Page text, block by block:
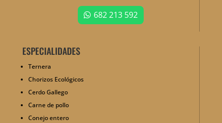
682 213 592
ESPECIALIDADES
Ternera
Chorizos Ecológicos
Cerdo Gallego
Carne de pollo
Conejo entero